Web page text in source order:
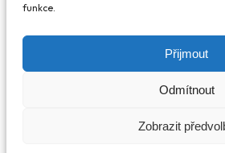
funkce.
Přijmout
Odmítnout
Zobrazit
Kontakty
© 2025 wine.cz. WINE&CORK a.s.,
rejstříku pod sp. zn. B 8458 vedenou u